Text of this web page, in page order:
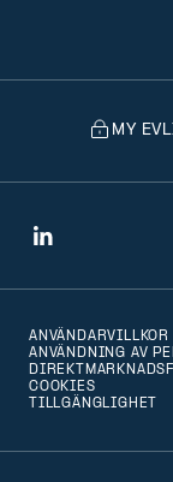
LinkedIn
MY
ANVÄNDARVILLKOR
ANVÄNDNING AV
COOKIES
TILLGÄNGLIGHET